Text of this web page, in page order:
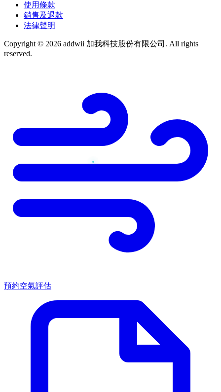
使用條款
銷售及退款
法律聲明
Copyright © 2026 addwii 加我科技股份有限公司. All rights
reserved.
預約空氣評估